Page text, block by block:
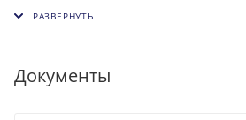
ротором. Рабочее колесо
электродвигателя.
колесом статически и
Документы